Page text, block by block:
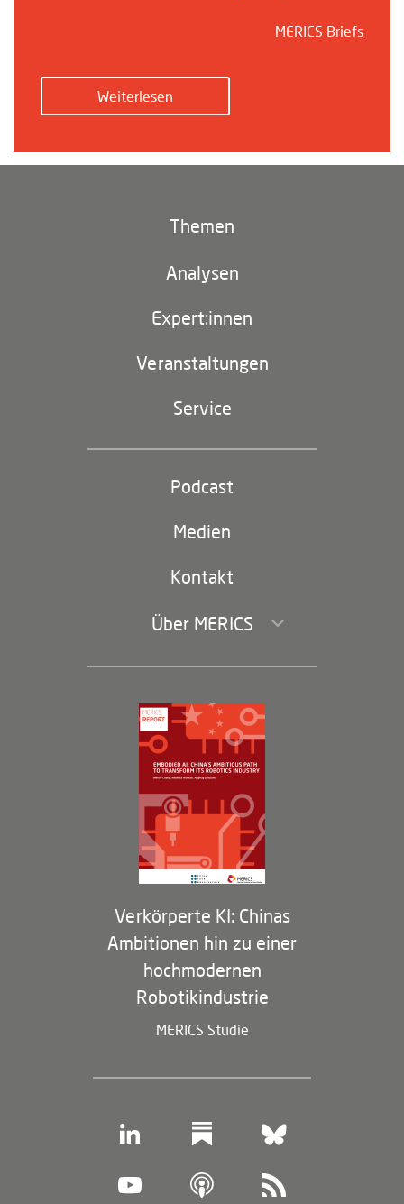
MERICS Briefs
Weiterlesen
Themen
Klima und Umwelt
Digitales China
EU-China
Partei und Staat
navigation)
Analysen
Expert:innen
Veranstaltungen
Service
navigation)
Podcast
Medien
Kontakt
Über MERICS
Geschäftsführung und Bereiche
Governance
Arbeiten bei MERICS
Partner
Membership Program
Verkörperte KI: Chinas
Ambitionen hin zu einer
hochmodernen
Robotikindustrie
MERICS Studie